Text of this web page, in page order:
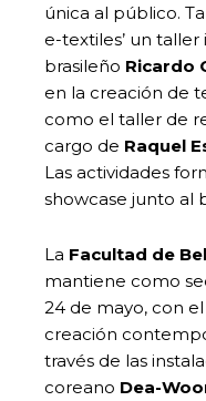
única al público.
e-textiles’ un
brasileño Ricardo
en la creación de
como el taller de
cargo de Raquel
Las actividades
showcase junto al
La Facultad de
mantiene como
24 de mayo, con
creación
través de las
coreano Dea-